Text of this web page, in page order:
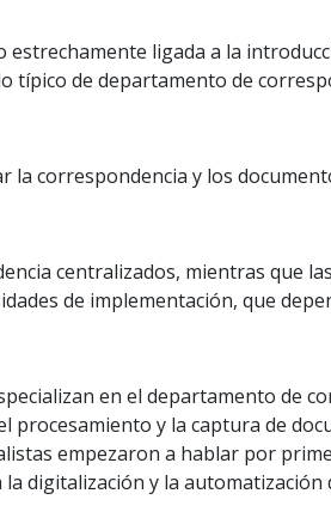
ligada a la
típico de departamento de
la correspondencia y los
centralizados, mientras que
de implementación, que
en el departamento de
procesamiento y la captura de
empezaron a hablar por
digitalización y la